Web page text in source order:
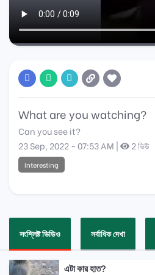
What are you watching?
Can you see it?
23 Sep, 2022 - 07:53 AM |
2 ভিউ
Interesting
সংশ্লিষ্ট ভিডিও সর্বাধিক দেখা
এটা কার হাত?